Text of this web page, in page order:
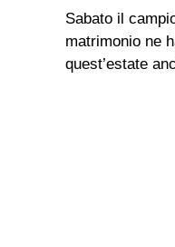
Sabato il
matrimonio ne
quest’estate